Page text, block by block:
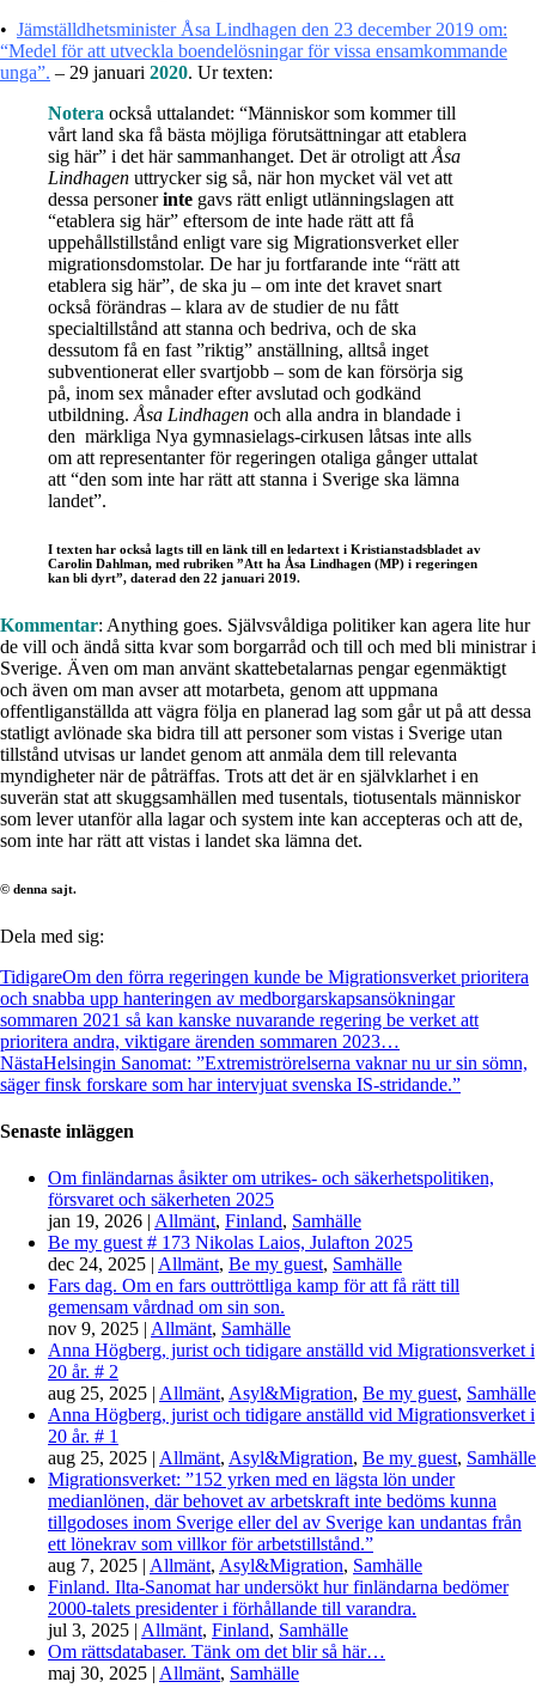
• Jämställdhetsminister Åsa Lindhagen den 23 december 2019 om:
“Medel för att utveckla boendelösningar för vissa ensamkommande
unga”. – 29 januari 2020. Ur texten:
Notera också uttalandet: “Människor som kommer till
vårt land ska få bästa möjliga förutsättningar att etablera
sig här” i det här sammanhanget. Det är otroligt att Åsa
Lindhagen uttrycker sig så, när hon mycket väl vet att
dessa personerinte gavs rätt enligt utlänningslagen att
“etablera sig här” eftersom de inte hade rätt att få
uppehållstillstånd enligt vare sig Migrationsverket eller
migrationsdomstolar. De har ju fortfarande inte “rätt att
etablera sig här”, de ska ju – om inte det kravet snart
också förändras – klara av de studier de nu fått
specialtillstånd att stanna och bedriva, och de ska
dessutom få en fast ”riktig” anställning, alltså inget
subventionerat eller svartjobb – som de kan försörja sig
på, inom sex månader efter avslutad och godkänd
utbildning. Åsa Lindhagen och alla andra in blandade i
den märkliga Nya gymnasielags-cirkusen låtsas inte alls
om att representanter för regeringen otaliga gånger uttalat
att “den som inte har rätt att stanna i Sverige ska lämna
landet”.
I texten har också lagts till en länk till en ledartext i Kristianstadsbladet av
Carolin Dahlman, med rubriken ”Att ha Åsa Lindhagen (MP) i regeringen
kan bli dyrt”, daterad den 22 januari 2019.
Kommentar: Anything goes. Självsvåldiga politiker kan agera lite hur
de vill och ändå sitta kvar som borgarråd och till och med bli ministrar i
Sverige. Även om man använt skattebetalarnas pengar egenmäktigt
och även om man avser att motarbeta, genom att uppmana
offentliganställda att vägra följa en planerad lag som går ut på att dessa
statligt avlönade ska bidra till att personer som vistas i Sverige utan
tillstånd utvisas ur landet genom att anmäla dem till relevanta
myndigheter när de påträffas. Trots att det är en självklarhet i en
suverän stat att skuggsamhällen med tusentals, tiotusentals människor
som lever utanför alla lagar och system inte kan accepteras och att de,
som inte har rätt att vistas i landet ska lämna det.
© denna sajt.
Dela med sig:
TidigareOm den förra regeringen kunde be Migrationsverket prioritera
och snabba upp hanteringen av medborgarskapsansökningar
sommaren 2021 så kan kanske nuvarande regering be verket att
prioritera andra, viktigare ärenden sommaren 2023…
NästaHelsingin Sanomat: ”Extremiströrelserna vaknar nu ur sin sömn,
säger finsk forskare som har intervjuat svenska IS-stridande.”
Senaste inläggen
Om finländarnas åsikter om utrikes- och säkerhetspolitiken,
försvaret och säkerheten 2025
jan 19, 2026 | Allmänt, Finland, Samhälle
Be my guest # 173 Nikolas Laios, Julafton 2025
dec 24, 2025 | Allmänt, Be my guest, Samhälle
Fars dag. Om en fars outtröttliga kamp för att få rätt till
gemensam vårdnad om sin son.
nov 9, 2025 | Allmänt, Samhälle
Anna Högberg, jurist och tidigare anställd vid Migrationsverket i
20 år. # 2
aug 25, 2025 | Allmänt, Asyl&Migration, Be my guest, Samhälle
Anna Högberg, jurist och tidigare anställd vid Migrationsverket i
20 år. # 1
aug 25, 2025 | Allmänt, Asyl&Migration, Be my guest, Samhälle
Migrationsverket: ”152 yrken med en lägsta lön under
medianlönen, där behovet av arbetskraft inte bedöms kunna
tillgodoses inom Sverige eller del av Sverige kan undantas från
ett lönekrav som villkor för arbetstillstånd.”
aug 7, 2025 | Allmänt, Asyl&Migration, Samhälle
Finland. Ilta-Sanomat har undersökt hur finländarna bedömer
2000-talets presidenter i förhållande till varandra.
jul 3, 2025 | Allmänt, Finland, Samhälle
Om rättsdatabaser. Tänk om det blir så här…
maj 30, 2025 | Allmänt, Samhälle